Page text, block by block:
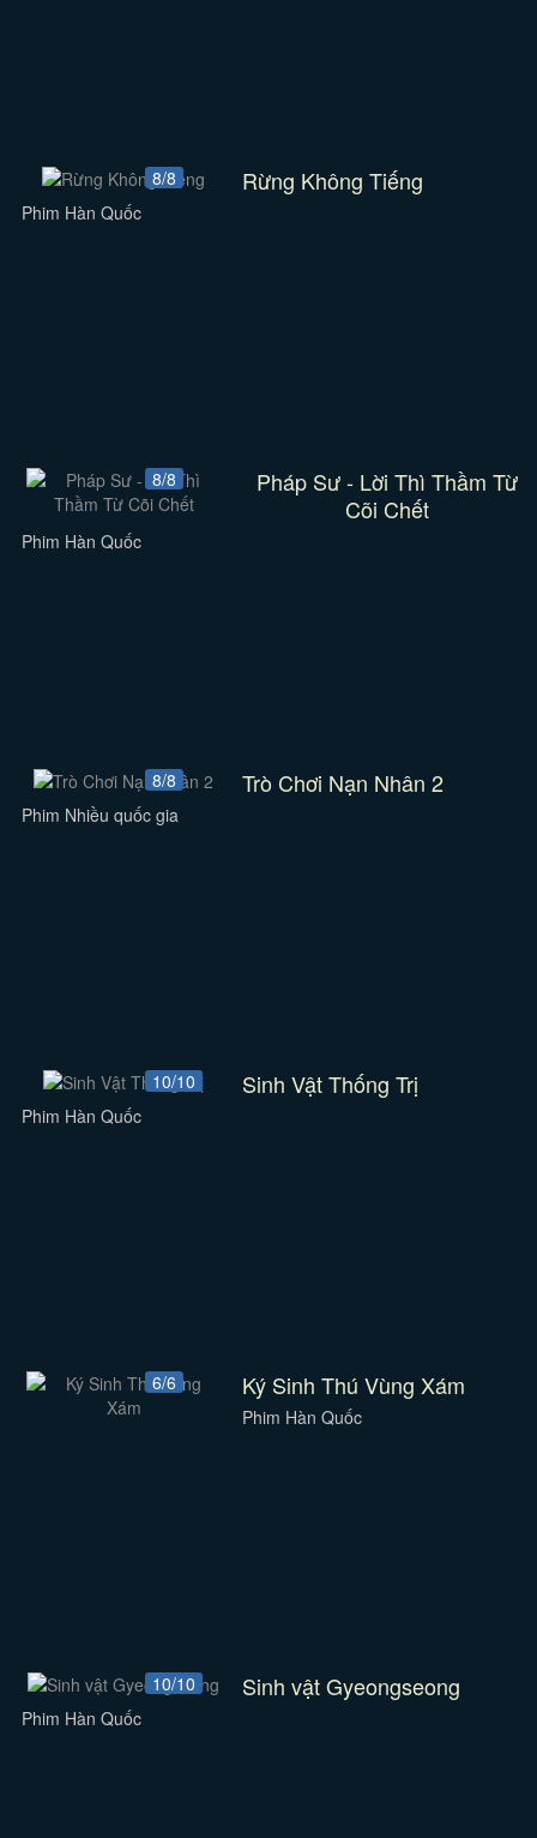
8/8 Rừng Không Tiếng
Phim Hàn Quốc
8/8
Pháp Sư - Lời Thì Thầm Từ
Cõi Chết
Phim Hàn Quốc
8/8 Trò Chơi Nạn Nhân 2
Phim Nhiều quốc gia
10/10 Sinh Vật Thống Trị
Phim Hàn Quốc
6/6 Ký Sinh Thú Vùng Xám
Phim Hàn Quốc
10/10 Sinh vật Gyeongseong
Phim Hàn Quốc